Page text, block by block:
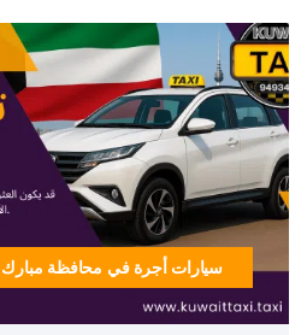
سيارات أجرة في محافظة مبارك